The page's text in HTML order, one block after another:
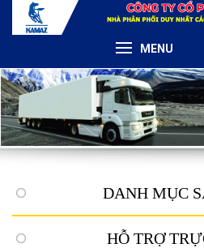
MENU
DANH MỤC
HỖ TRỢ